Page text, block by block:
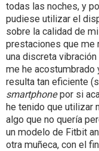
todas las noches, y
pudiese utilizar el
sobre la calidad de
prestaciones que me
una discreta
me he acostumbrado
resulta tan eficiente
smartphonepor si
he tenido que utilizar
algo que no quería
un modelo de Fitbit
otra muñeca, con el